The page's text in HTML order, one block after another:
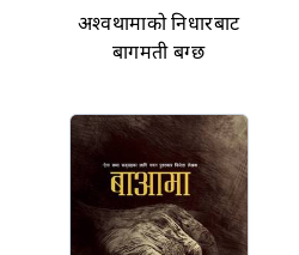
अश्वथामाको निधारबाट
बागमती बग्छ